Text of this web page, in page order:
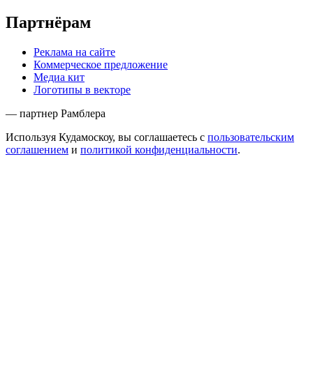
Партнёрам
Реклама на сайте
Коммерческое предложение
Медиа кит
Логотипы в векторе
— партнер Рамблера
Используя Кудамоскоу, вы соглашаетесь с пользовательским
соглашением и политикой конфиденциальности.